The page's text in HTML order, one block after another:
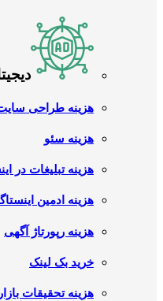
هزینه طراحی
هزینه سئو
هزینه تبلیغات در
هزینه ادمین
هزینه رپورتاژ آگهی
خرید بک لینک
هزینه تحقیقات